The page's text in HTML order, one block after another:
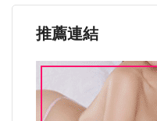
推薦連結